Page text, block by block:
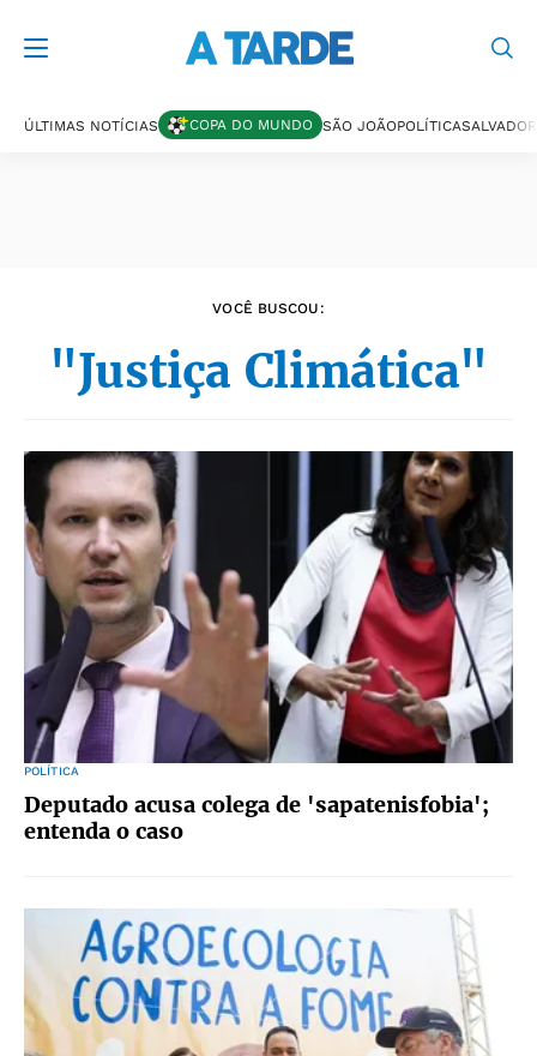
ÚLTIMAS NOTÍCIAS COPA DO MUNDO SÃO JOÃOPOLÍTICASALVADOR
VOCÊ BUSCOU:
"Justiça Climática"
POLÍTICA
Deputado acusa colega de 'sapatenisfobia';
entenda o caso